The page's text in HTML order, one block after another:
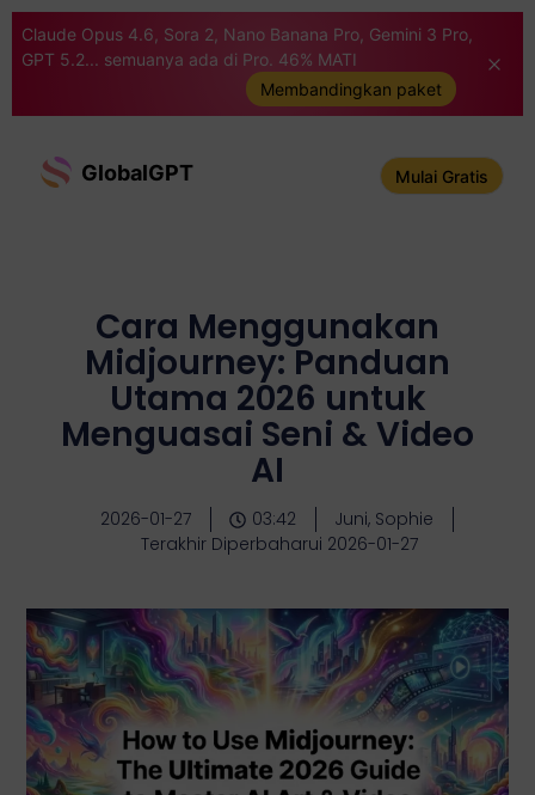
Claude Opus 4.6, Sora 2, Nano Banana Pro, Gemini 3 Pro,
GPT 5.2... semuanya ada di Pro. 46% MATI
Membandingkan paket
GlobalGPT Mulai Gratis
Cara Menggunakan
Midjourney: Panduan
Utama 2026 untuk
Menguasai Seni & Video
AI
2026-01-27 03:42
Juni, Sophie
Terakhir Diperbaharui 2026-01-27